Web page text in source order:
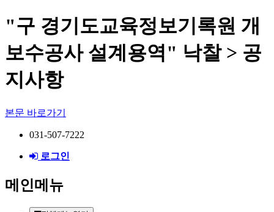
"구 경기도교육정보기록원 개
보수공사 설계용역" 낙찰 > 공
지사항
본문 바로가기
031-507-7222
로그인
메인메뉴